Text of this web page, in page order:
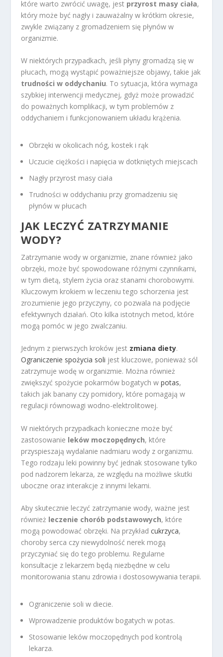
które warto zwrócić uwagę, jest przyrost masy ciała,
który może być nagły i zauważalny w krótkim okresie,
zwykle związany z gromadzeniem się płynów w
organizmie.
W niektórych przypadkach, jeśli płyny gromadzą się w
płucach, mogą wystąpić poważniejsze objawy, takie jak
trudności w oddychaniu. To sytuacja, która wymaga
szybkiej interwencji medycznej, gdyż może prowadzić
do poważnych komplikacji, w tym problemów z
oddychaniem i funkcjonowaniem układu krążenia.
Obrzęki w okolicach nóg, kostek i rąk
Uczucie ciężkości i napięcia w dotkniętych miejscach
Nagły przyrost masy ciała
Trudności w oddychaniu przy gromadzeniu się
płynów w płucach
JAK LECZYĆ ZATRZYMANIE
WODY?
Zatrzymanie wody w organizmie, znane również jako
obrzęki, może być spowodowane różnymi czynnikami,
w tym dietą, stylem życia oraz stanami chorobowymi.
Kluczowym krokiem w leczeniu tego schorzenia jest
zrozumienie jego przyczyny, co pozwala na podjęcie
efektywnych działań. Oto kilka istotnych metod, które
mogą pomóc w jego zwalczaniu.
Jednym z pierwszych kroków jest zmiana diety.
Ograniczenie spożycia soli jest kluczowe, ponieważ sól
zatrzymuje wodę w organizmie. Można również
zwiększyć spożycie pokarmów bogatych wpotas,
takich jak banany czy pomidory, które pomagają w
regulacji równowagi wodno-elektrolitowej.
W niektórych przypadkach konieczne może być
zastosowanie leków moczopędnych, które
przyspieszają wydalanie nadmiaru wody z organizmu.
Tego rodzaju leki powinny być jednak stosowane tylko
pod nadzorem lekarza, ze względu na możliwe skutki
uboczne oraz interakcje z innymi lekami.
Aby skutecznie leczyć zatrzymanie wody, ważne jest
również leczenie chorób podstawowych, które
mogą powodować obrzęki. Na przykładcukrzyca,
choroby serca czy niewydolność nerek mogą
przyczyniać się do tego problemu. Regularne
konsultacje z lekarzem będą niezbędne w celu
monitorowania stanu zdrowia i dostosowywania terapii.
Ograniczenie soli w diecie.
Wprowadzenie produktów bogatych w potas.
Stosowanie leków moczopędnych pod kontrolą
lekarza.